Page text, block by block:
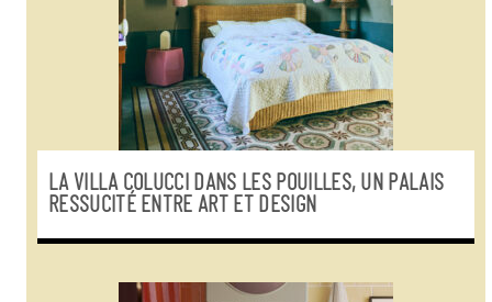
LA VILLA COLUCCI DANS LES POUILLES, UN PALAIS
RESSUCITÉ ENTRE ART ET DESIGN